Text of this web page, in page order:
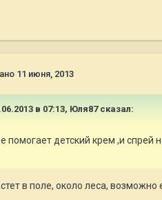
11 июня, 2013
в 07:13, Юля87 сказал:
помогает детский крем ,и спрей
в поле, около леса, возможно